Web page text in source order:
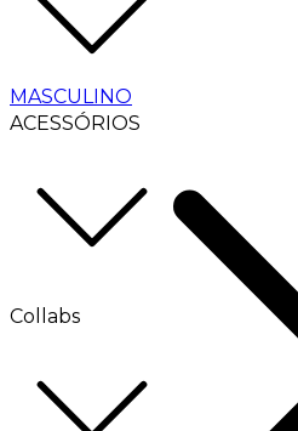
ACESSÓRIOS
Collabs
MASCULINO